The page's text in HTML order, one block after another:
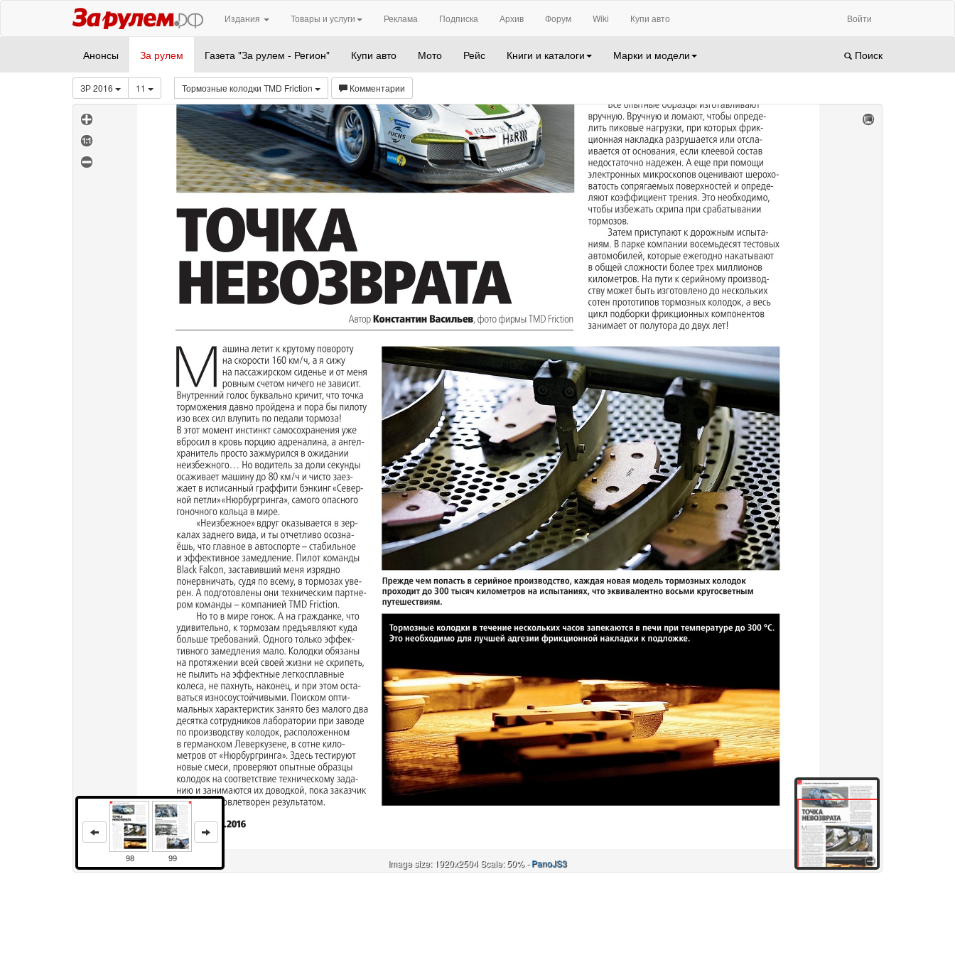
Издания Товары и услуги Реклама Подписка Архив Форум Wiki Купи авто Войти
Анонсы За рулем Газета "За рулем - Регион" Купи авто Мото Рейс Книги и каталоги Марки и модели Поиск
ЗР 2016 11 Тормозные колодки TMD Friction Комментарии
98 99 Image size: 1920x2504 Scale: 50% -PanoJS3